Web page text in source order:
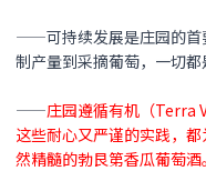
——可持续发展是庄园的首
制产量到采摘葡萄，一切都
——庄园遵循有机（Terra
这些耐心又严谨的实践，
然精髓的勃艮第香瓜葡萄酒。